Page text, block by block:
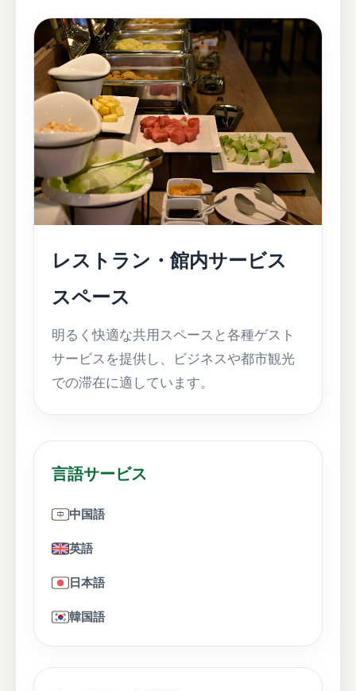
レストラン・館内サービス
スペース
明るく快適な共用スペースと各種ゲスト
サービスを提供し、ビジネスや都市観光
での滞在に適しています。
言語サービス
中国語
英語
日本語
韓国語